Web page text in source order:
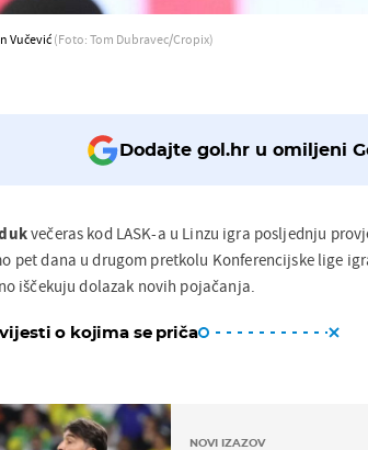
Vučević (Foto: Tom Dubravec/Cropix)
Dodajte gol.hr u omiljeni
večeras kod LASK-a u Linzu igra posljednju
pet dana u drugom pretkolu Konferencijske lige
iščekuju dolazak novih pojačanja.
o kojima se priča
NOVI IZAZOV